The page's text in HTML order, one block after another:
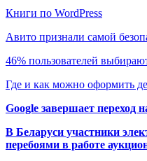
Книги по WordPress
Авито признали самой
46% пользователей
Где и как можно оформить
Google завершает переход
В Беларуси участники
перебоями в работе